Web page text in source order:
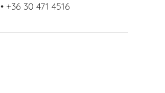
• +36 30 471 4516